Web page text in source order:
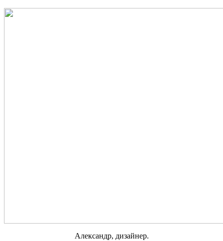
Александр, дизайнер.